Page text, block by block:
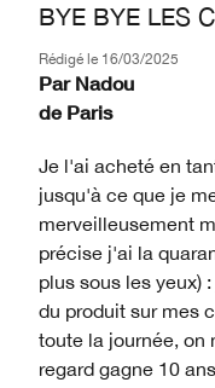
BYE BYE LES
Rédigé le 16/03/2025
Par Nadou
de Paris
Je l'ai acheté en
jusqu'à ce que je
merveilleusement
précise j'ai la
plus sous les yeux)
du produit sur mes
toute la journée, on
regard gagne 10